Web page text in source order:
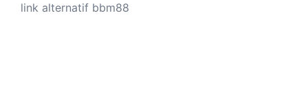
link alternatif bbm88